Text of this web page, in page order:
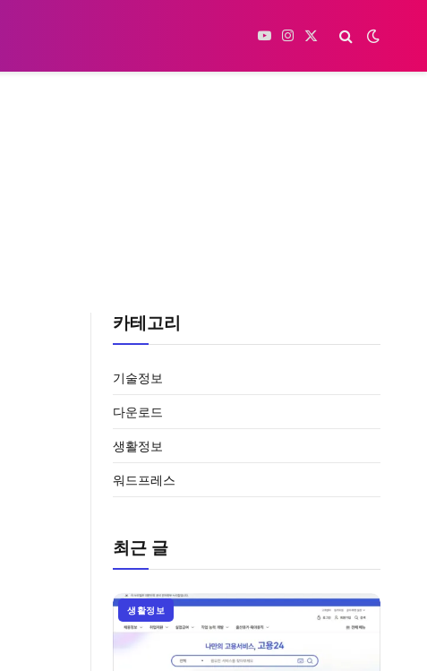
YouTubeInstagram
X
카테고리
기술정보
다운로드
생활정보
워드프레스
최근 글
생활정보